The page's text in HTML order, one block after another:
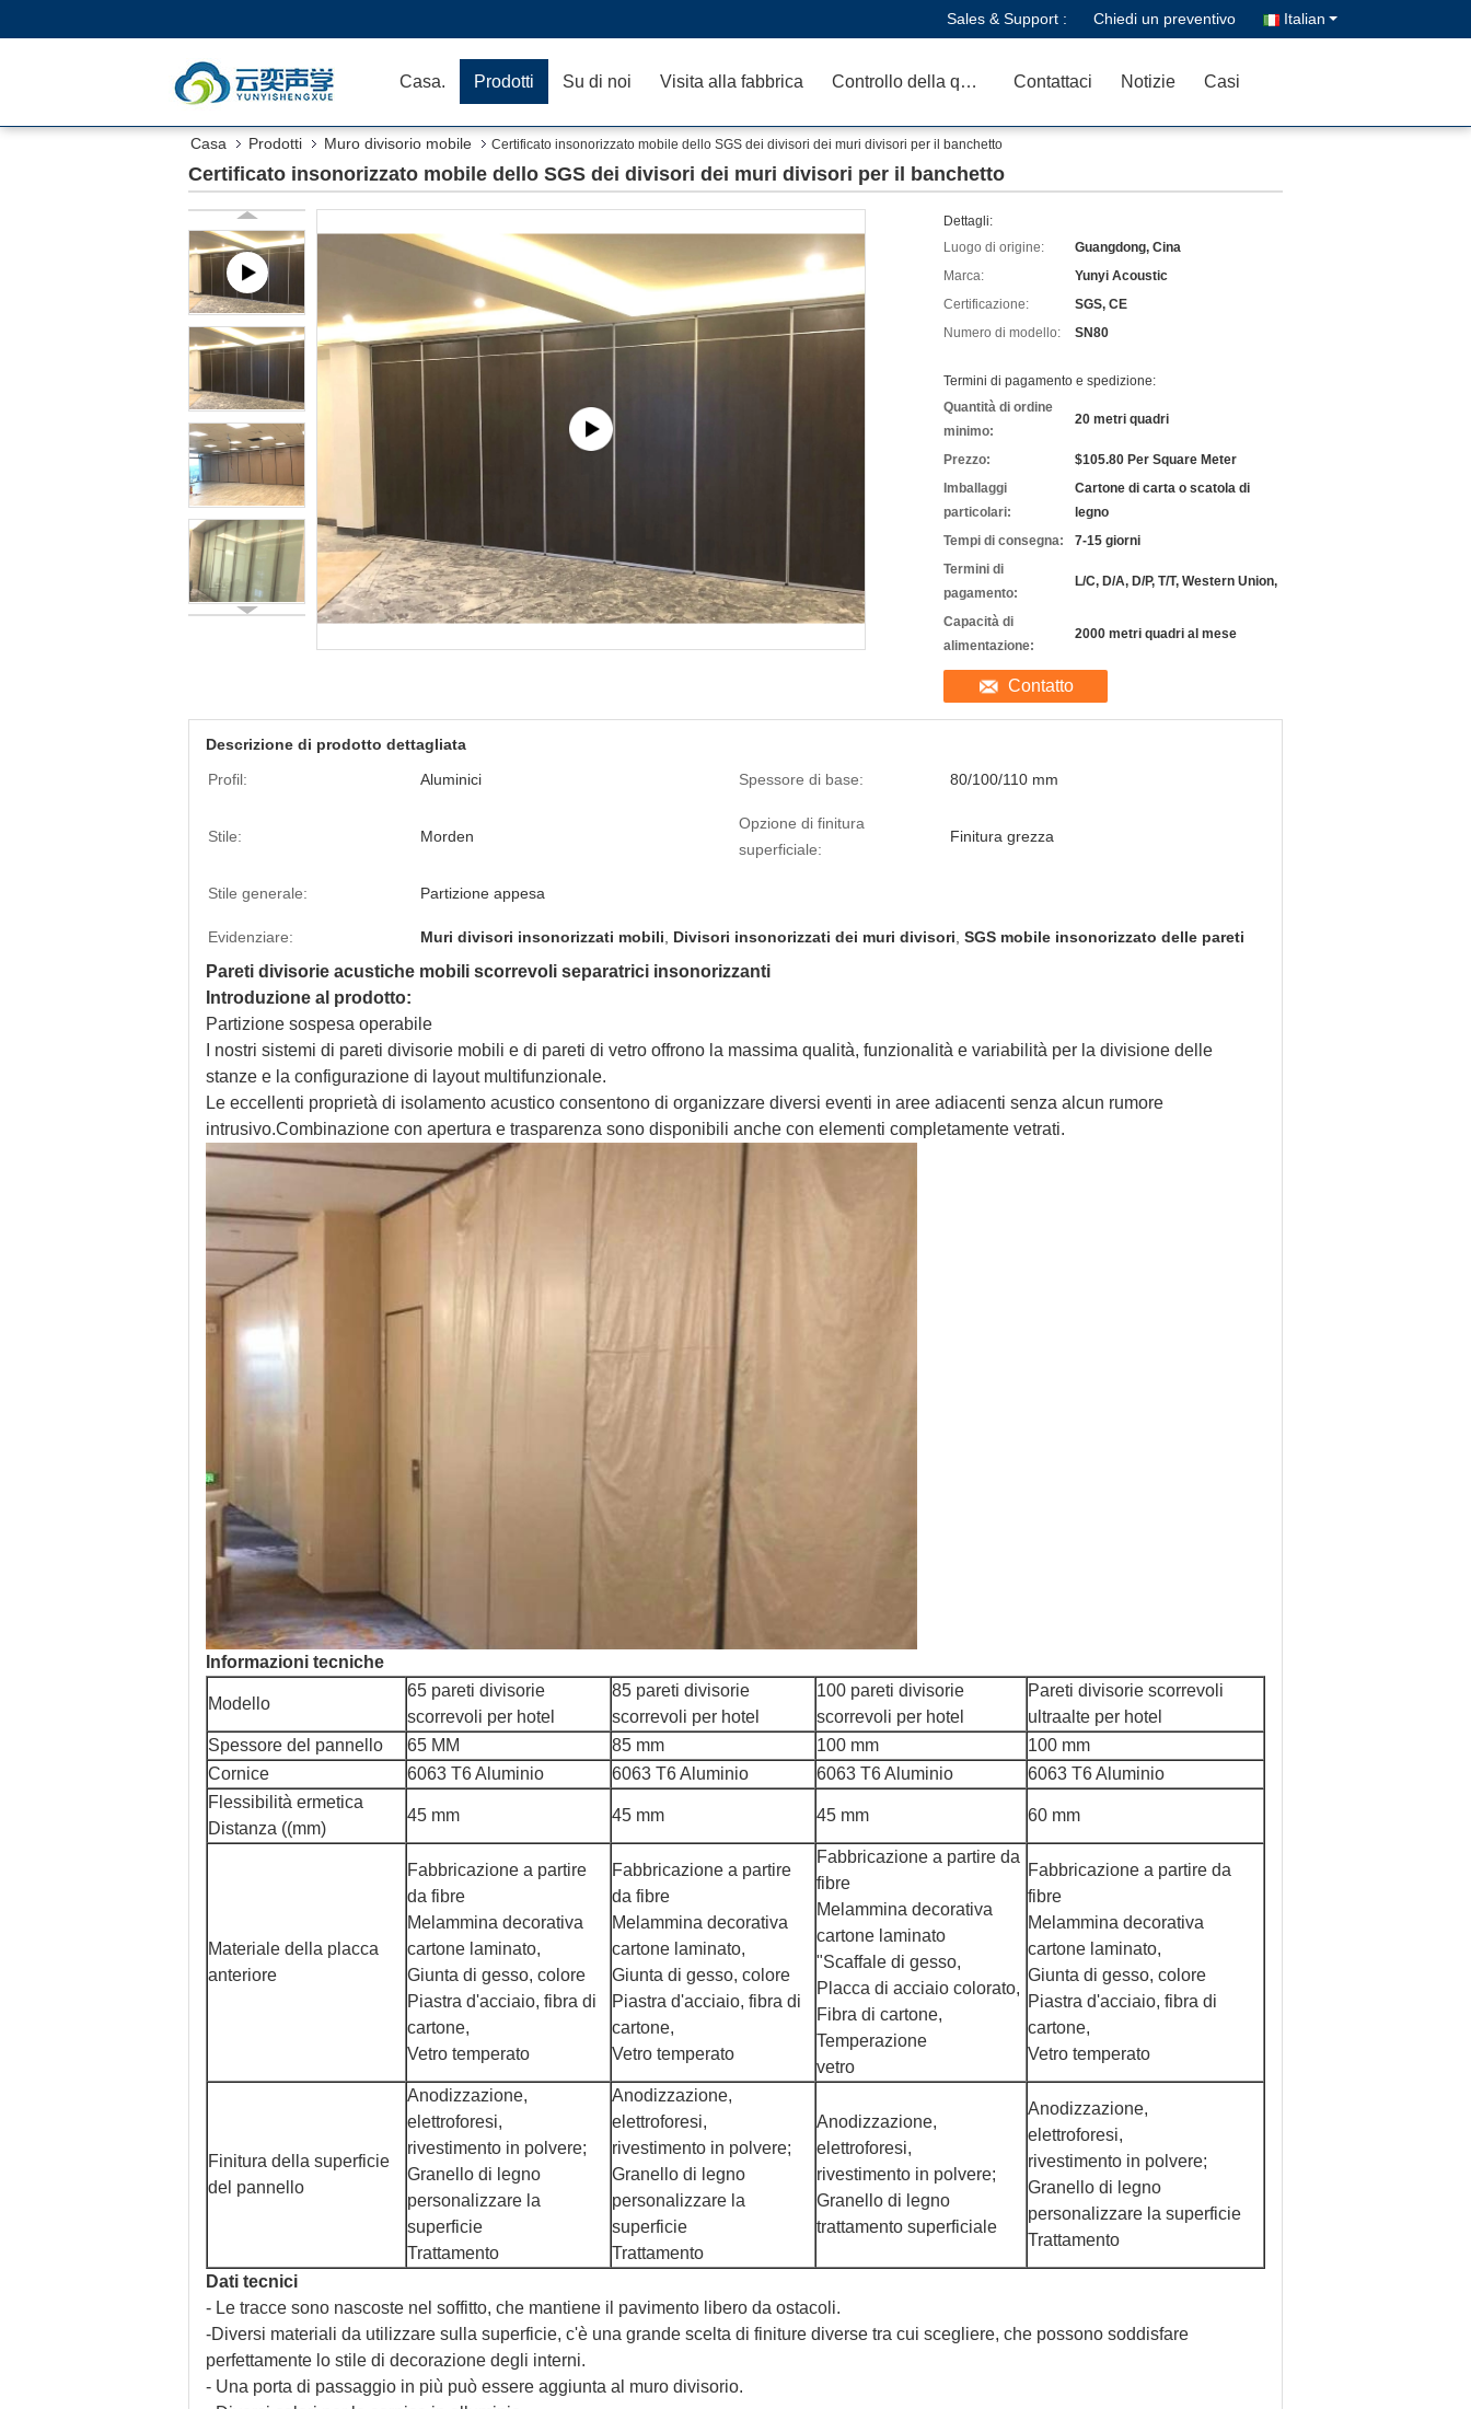
Sales & Support : Chiedi un preventivo Italian
Casa. Prodotti Su di noi Visita alla fabbrica Controllo della qualità Contattaci Notizie Casi
Casa Prodotti Muro divisorio mobile Certificato insonorizzato mobile dello SGS dei divisori dei muri divisori per il banchetto
Certificato insonorizzato mobile dello SGS dei divisori dei muri divisori per il banchetto
Dettagli:
Luogo di origine:
Guangdong, Cina
Marca:
Yunyi Acoustic
Certificazione:
SGS, CE
Numero di modello:
SN80
Termini di pagamento e spedizione:
Quantità di ordine
minimo:
20 metri quadri
Prezzo:
$105.80 Per Square Meter
Imballaggi
particolari:
Cartone di carta o scatola di
legno
Tempi di consegna:
7-15 giorni
Termini di
pagamento:
L/C, D/A, D/P, T/T, Western Union,
Capacità di
alimentazione:
2000 metri quadri al mese
Contatto
Descrizione di prodotto dettagliata
Profil:
Aluminici Spessore di base: 80/100/110 mm
Stile: Morden
Opzione di finitura
superficiale:
Finitura grezza
Stile generale: Partizione appesa
Evidenziare: Muri divisori insonorizzati mobili Divisori insonorizzati dei muri divisori SGS mobile insonorizzato delle pareti
Pareti divisorie acustiche mobili scorrevoli separatrici insonorizzanti
Introduzione al prodotto:
Partizione sospesa operabile
I nostri sistemi di pareti divisorie mobili e di pareti di vetro offrono la massima qualità, funzionalità e variabilità per la divisione delle
stanze e la configurazione di layout multifunzionale.
Le eccellenti proprietà di isolamento acustico consentono di organizzare diversi eventi in aree adiacenti senza alcun rumore
intrusivo.Combinazione con apertura e trasparenza sono disponibili anche con elementi completamente vetrati.
Informazioni tecniche
Modello
65 pareti divisorie
scorrevoli per hotel
85 pareti divisorie
scorrevoli per hotel
100 pareti divisorie
scorrevoli per hotel
Pareti divisorie scorrevoli
ultraalte per hotel
Spessore del pannello
65 MM 85 mm 100 mm
100 mm
Cornice
6063 T6 Aluminio 6063 T6 Aluminio 6063 T6 Aluminio
6063 T6 Aluminio
Flessibilità ermetica
Distanza ((mm)
45 mm 45 mm 45 mm 60 mm
Materiale della placca
anteriore
Fabbricazione a partire
da fibre
Melammina decorativa
cartone laminato,
Giunta di gesso, colore
Piastra d'acciaio, fibra di
cartone,
Vetro temperato
Fabbricazione a partire
da fibre
Melammina decorativa
cartone laminato,
Giunta di gesso, colore
Piastra d'acciaio, fibra di
cartone,
Vetro temperato
Fabbricazione a partire da
fibre
Melammina decorativa
cartone laminato
"Scaffale di gesso,
Placca di acciaio colorato,
Fibra di cartone,
Temperazione
vetro
Fabbricazione a partire da
fibre
Melammina decorativa
cartone laminato,
Giunta di gesso, colore
Piastra d'acciaio, fibra di
cartone,
Vetro temperato
Finitura della superficie
del pannello
Anodizzazione,
elettroforesi,
rivestimento in polvere;
Granello di legno
personalizzare la
superficie
Trattamento
Anodizzazione,
elettroforesi,
rivestimento in polvere;
Granello di legno
personalizzare la
superficie
Trattamento
Anodizzazione,
elettroforesi,
rivestimento in polvere;
Granello di legno
trattamento superficiale
Anodizzazione,
elettroforesi,
rivestimento in polvere;
Granello di legno
personalizzare la superficie
Trattamento
Dati tecnici
- Le tracce sono nascoste nel soffitto, che mantiene il pavimento libero da ostacoli.
-Diversi materiali da utilizzare sulla superficie, c'è una grande scelta di finiture diverse tra cui scegliere, che possono soddisfare
perfettamente lo stile di decorazione degli interni.
- Una porta di passaggio in più può essere aggiunta al muro divisorio.